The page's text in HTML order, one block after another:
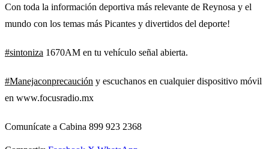
Con toda la información deportiva más relevante de Reynosa y el
mundo con los temas más Picantes y divertidos del deporte!
#sintoniza 1670AM en tu vehículo señal abierta.
#Manejaconprecaución y escuchanos en cualquier dispositivo móvil
en www.focusradio.mx
Comunícate a Cabina 899 923 2368